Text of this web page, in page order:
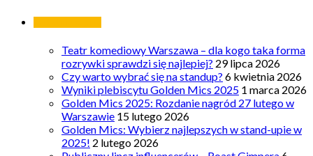
Teatr komediowy Warszawa – dla kogo taka forma
rozrywki sprawdzi się najlepiej? 29 lipca 2026
Czy warto wybrać się na standup? 6 kwietnia 2026
Wyniki plebiscytu Golden Mics 2025 1 marca 2026
Golden Mics 2025: Rozdanie nagród 27 lutego w
Warszawie 15 lutego 2026
Golden Mics: Wybierz najlepszych w stand-upie w
2025! 2 lutego 2026